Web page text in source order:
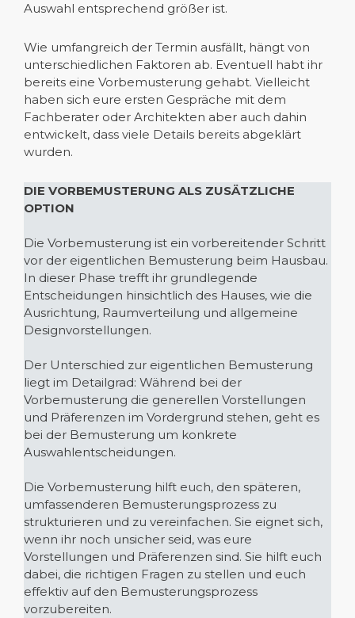
Auswahl entsprechend größer ist.
Wie umfangreich der Termin ausfällt, hängt von
unterschiedlichen Faktoren ab. Eventuell habt ihr
bereits eine Vorbemusterung gehabt. Vielleicht
haben sich eure ersten Gespräche mit dem
Fachberater oder Architekten aber auch dahin
entwickelt, dass viele Details bereits abgeklärt
wurden.
DIE VORBEMUSTERUNG ALS ZUSÄTZLICHE
OPTION
Die Vorbemusterung ist ein vorbereitender Schritt
vor der eigentlichen Bemusterung beim Hausbau.
In dieser Phase trefft ihr grundlegende
Entscheidungen hinsichtlich des Hauses, wie die
Ausrichtung, Raumverteilung und allgemeine
Designvorstellungen.
Der Unterschied zur eigentlichen Bemusterung
liegt im Detailgrad: Während bei der
Vorbemusterung die generellen Vorstellungen
und Präferenzen im Vordergrund stehen, geht es
bei der Bemusterung um konkrete
Auswahlentscheidungen.
Die Vorbemusterung hilft euch, den späteren,
umfassenderen Bemusterungsprozess zu
strukturieren und zu vereinfachen. Sie eignet sich,
wenn ihr noch unsicher seid, was eure
Vorstellungen und Präferenzen sind. Sie hilft euch
dabei, die richtigen Fragen zu stellen und euch
effektiv auf den Bemusterungsprozess
vorzubereiten.